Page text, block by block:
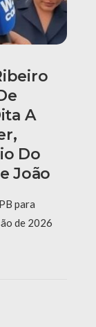
A
Do
João
para
de 2026